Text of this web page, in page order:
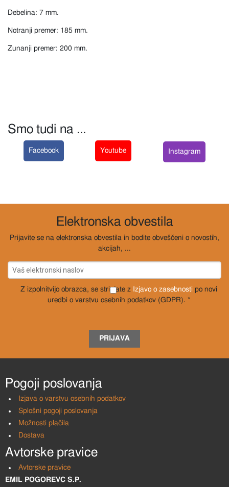
Smo tudi na ...
Facebook Youtube Instagram
Debelina: 7 mm.
Notranji premer: 185 mm.
Zunanji premer: 200 mm.
Elektronska obvestila
Prijavite se na elektronska obvestila in bodite obveščeni o novostih,
akcijah, ...
Z izpolnitvijo obrazca, se strinjate z Izjavo o zasebnosti po novi
uredbi o varstvu osebnih podatkov (GDPR). *
PRIJAVA
Pogoji poslovanja
Izjava o varstvu osebnih podatkov
Splošni pogoji poslovanja
Možnosti plačila
Dostava
Avtorske pravice
Avtorske pravice
EMIL POGOREVC S.P.